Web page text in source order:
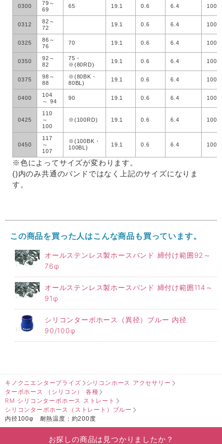
0300
79～
69
65 19.1 0.6 6.4 100
0312
82～
72
19.1 0.6 6.4 100
0325
86～
76
70 19.1 0.6 6.4 100
0350
92～
82
75・
※(80RD)
19.1 0.6 6.4 100
0375
98～
88
※(80BK・
80BL)
19.1 0.6 6.4 100
0400
104
～ 94
90 19.1 0.6 6.4 100
0425
110
～
100
※(100RD) 19.1 0.6 6.4 100
0450
117
～
107
※(100BK・
100BL)
19.1 0.6 6.4 100
※色によってサイズが変わります。
()内のみ共通のバンドではなく上記のサイズになりま
す。
この商品を買った人はこんな商品も買っています。
オールステンレス製ホースバンド 締付け範囲92～
76φ
オールステンレス製ホースバンド 締付け範囲114～
91φ
シリコンターボホース（異径）ブルー 内径
90/100φ
キノクニエンタープライズ
シリコンホース アクセサリー
ターボホース （シリコン） 各種
RM シリコンターボホース ストレート
シリコンターボホース（ストレート）ブルー
内径100φ 耐熱温度：約200度
お探しの商品は見つかりましたか？